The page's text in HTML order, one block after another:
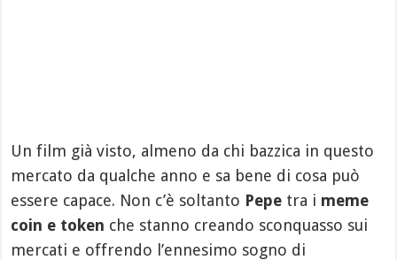
Un film già visto, almeno da chi bazzica in questo
mercato da qualche anno e sa bene di cosa può
essere capace. Non c’è soltanto Pepe tra i meme
coin e token che stanno creando sconquasso sui
mercati e offrendo l’ennesimo sogno di